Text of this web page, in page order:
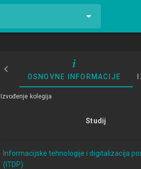
OSNOVNE INFORMACIJE
Izvođenje kolegija
Studij
Informacijske tehnologije i digitalizacija
(ITDP)